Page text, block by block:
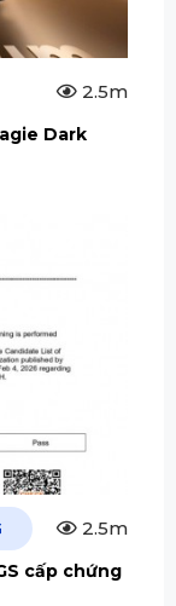
2.5m
Dark
2.5m
cấp chứng